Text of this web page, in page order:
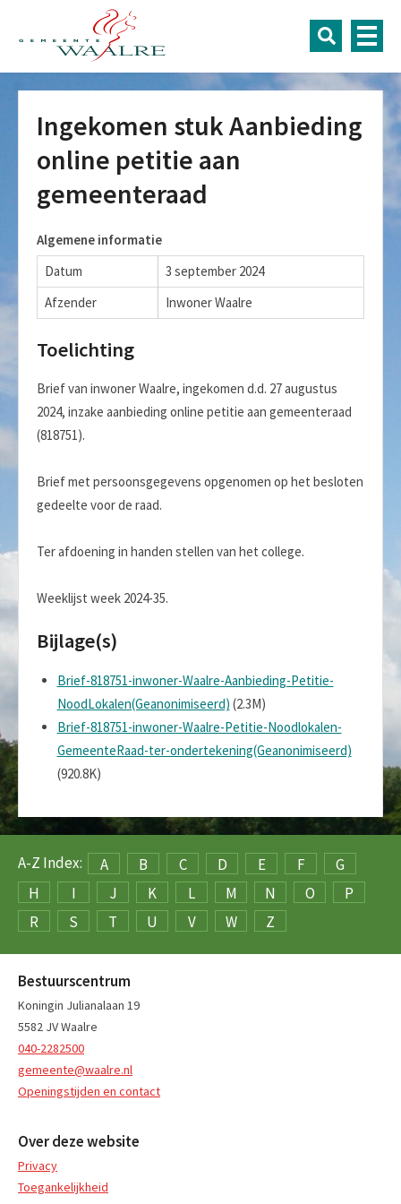
Ingekomen stuk Aanbieding
online petitie aan
gemeenteraad
Algemene informatie
Datum
3 september 2024
Afzender
Inwoner Waalre
Toelichting
Brief van inwoner Waalre, ingekomen d.d. 27 augustus
2024, inzake aanbieding online petitie aan gemeenteraad
(818751).
Brief met persoonsgegevens opgenomen op het besloten
gedeelte voor de raad.
Ter afdoening in handen stellen van het college.
Weeklijst week 2024-35.
Bijlage(s)
Brief-818751-inwoner-Waalre-Aanbieding-Petitie-
NoodLokalen(Geanonimiseerd) (2.3M)
Brief-818751-inwoner-Waalre-Petitie-Noodlokalen-
GemeenteRaad-ter-ondertekening(Geanonimiseerd)
(920.8K)
A-Z Index: A B C D E F
G
H
I J K L M N O
P
R
S T U V W Z
Bestuurscentrum
Koningin Julianalaan 19
5582 JV Waalre
040-2282500
gemeente@waalre.nl
Openingstijden en contact
Over deze website
Privacy
Toegankelijkheid